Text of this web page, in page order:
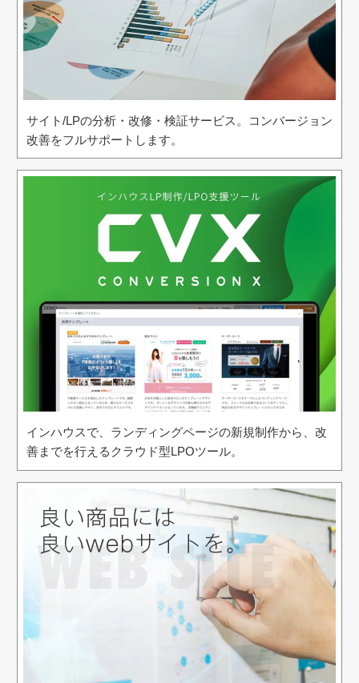
サイト/LPの分析・改修・検証サービス。コンバージョン
改善をフルサポートします。
インハウスで、ランディングページの新規制作から、改
善までを行えるクラウド型LPOツール。